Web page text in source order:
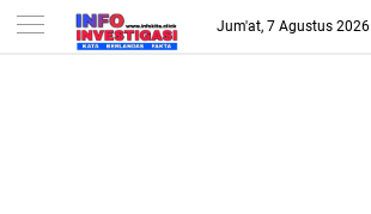
-->
Jum'at, 7 Agustus 2026